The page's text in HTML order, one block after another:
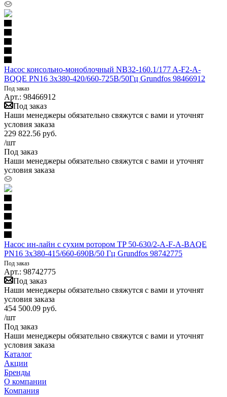
Насос консольно-моноблочный NB32-160.1/177 A-F2-A-
BQQE PN16 3х380-420/660-725В/50Гц Grundfos 98466912
Под заказ
Арт.: 98466912
Под заказ
Наши менеджеры обязательно свяжутся с вами и уточнят
условия заказа
229 822.56 руб.
/шт
Под заказ
Наши менеджеры обязательно свяжутся с вами и уточнят
условия заказа
Насос ин-лайн с сухим ротором TP 50-630/2-A-F-A-BAQE
PN16 3х380-415/660-690В/50 Гц Grundfos 98742775
Под заказ
Арт.: 98742775
Под заказ
Наши менеджеры обязательно свяжутся с вами и уточнят
условия заказа
454 500.09 руб.
/шт
Под заказ
Наши менеджеры обязательно свяжутся с вами и уточнят
условия заказа
Каталог
Акции
Бренды
О компании
Компания